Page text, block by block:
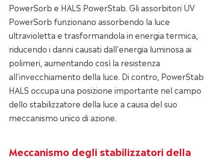
PowerSorb e HALS PowerStab. Gli assorbitori UV
PowerSorb funzionano assorbendo la luce
ultravioletta e trasformandola in energia termica,
riducendo i danni causati dall'energia luminosa ai
polimeri, aumentando così la resistenza
all'invecchiamento della luce. Di contro, PowerStab
HALS occupa una posizione importante nel campo
dello stabilizzatore della luce a causa del suo
meccanismo unico di azione.
Meccanismo degli stabilizzatori della